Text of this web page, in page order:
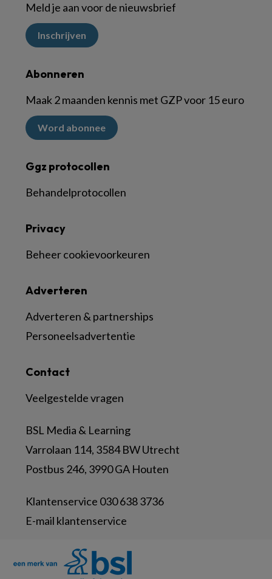
Meld je aan voor de nieuwsbrief
Inschrijven
Abonneren
Maak 2 maanden kennis met GZP voor 15 euro
Word abonnee
Ggz protocollen
Behandelprotocollen
Contact
Veelgestelde vragen
BSL Media & Learning
Varrolaan 114, 3584 BW Utrecht
Postbus 246, 3990 GA Houten
Klantenservice 030 638 3736
E-mail klantenservice
Adverteren
Adverteren & partnerships
Personeelsadvertentie
Privacy
Beheer cookievoorkeuren